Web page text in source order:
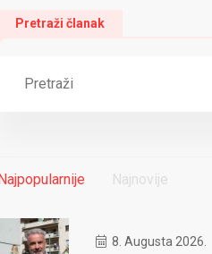
Pretraži članak
Najnovije
8. Augusta 2026.